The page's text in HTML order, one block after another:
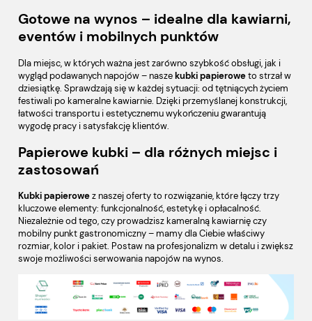
Gotowe na wynos – idealne dla kawiarni,
eventów i mobilnych punktów
Dla miejsc, w których ważna jest zarówno szybkość obsługi, jak i
wygląd podawanych napojów – naszekubki papieroweto strzał w
dziesiątkę. Sprawdzają się w każdej sytuacji: od tętniących życiem
festiwali po kameralne kawiarnie. Dzięki przemyślanej konstrukcji,
łatwości transportu i estetycznemu wykończeniu gwarantują
wygodę pracy i satysfakcję klientów.
Papierowe kubki – dla różnych miejsc i
zastosowań
Kubki papierowez naszej oferty to rozwiązanie, które łączy trzy
kluczowe elementy: funkcjonalność, estetykę i opłacalność.
Niezależnie od tego, czy prowadzisz kameralną kawiarnię czy
mobilny punkt gastronomiczny – mamy dla Ciebie właściwy
rozmiar, kolor i pakiet. Postaw na profesjonalizm w detalu i zwiększ
swoje możliwości serwowania napojów na wynos.